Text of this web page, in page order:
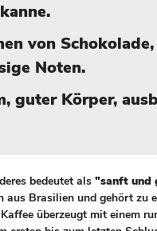
von
Noten.
guter Körper,
bedeutet als "sanft und
aus Brasilien und gehört zu
überzeugt mit einem